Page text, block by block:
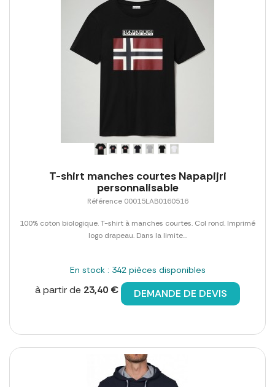
T-shirt manches courtes Napapijri
personnalisable
Référence 00015LAB0160516
100% coton biologique. T-shirt à manches courtes. Col rond. Imprimé
logo drapeau. Dans la limite...
En stock : 342 pièces disponibles
à partir de 23,40 € DEMANDE DE DEVIS